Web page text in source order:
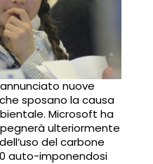
nuove
sposano la causa
Microsoft ha
ulteriormente
del carbone
auto-imponendosi